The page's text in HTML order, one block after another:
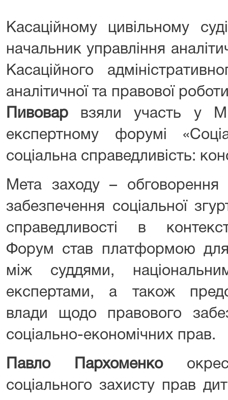
Касаційному цивільному
начальник управління
Касаційного
аналітичної та правової
Пивовар взяли участь у
експертному форумі
соціальна справедливість:
Мета заходу – обговорення
забезпечення соціальної
справедливості в
Форум став платформою для
між суддями,
експертами, а також
влади щодо правового
соціально-економічних прав.
Павло Пархоменко
соціального захисту прав